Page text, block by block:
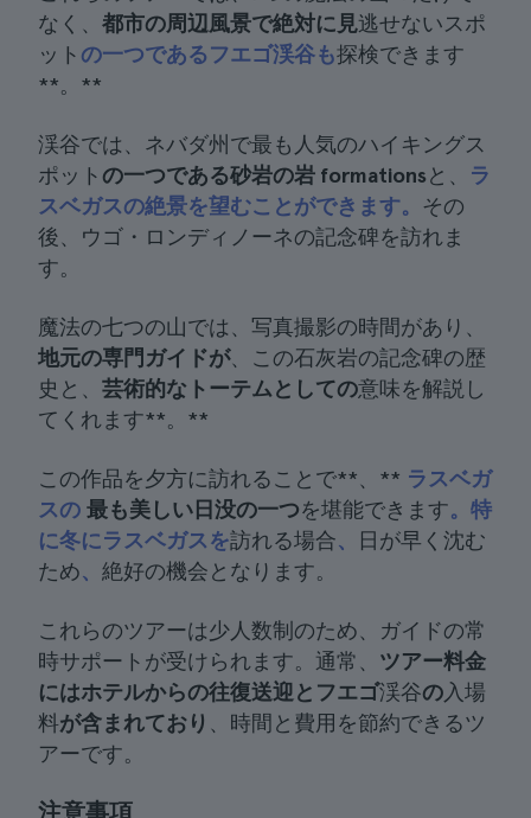
なく、 都市の周辺風景で絶対に見逃せないスポ
ット の一つであるフエゴ渓谷も探検できます
**。**
渓谷では、ネバダ州で最も人気のハイキングス
ポット の一つである砂岩の岩 formationsと、 ラ
スベガスの絶景を望むことができます。 その
後、ウゴ・ロンディノーネの記念碑を訪れま
す。
魔法の七つの山では、写真撮影の時間があり、
地元の専門ガイドが、この石灰岩の記念碑の歴
史と、 芸術的なトーテムとしての意味を解説し
てくれます**。**
この作品を夕方に訪れることで**、** ラスベガ
スの 最も美しい日没の一つを堪能できます。特
に冬にラスベガスを訪れる場合、
日が早く沈む
ため、 絶好の機会となります。
これらのツアーは少人数制のため、ガイドの常
時サポートが受けられます。通常、 ツアー料金
にはホテルからの往復送迎とフエゴ渓谷の入場
料が含まれており
、時間と費用を節約できるツ
アーです。
注意事項